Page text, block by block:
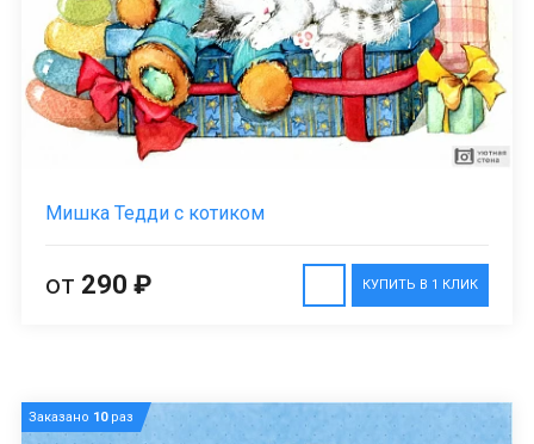
Мишка Тедди с котиком
КУПИТЬ В 1 КЛИК
от 290 ₽
Заказано 10раз